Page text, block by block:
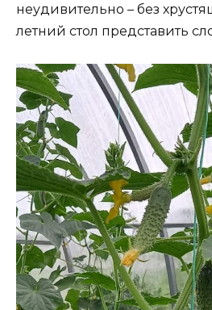
неудивительно – без
летний стол представить